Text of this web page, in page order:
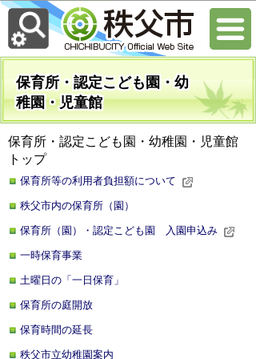
保育所・認定こども園・幼
稚園・児童館
保育所・認定こども園・幼稚園・児童館
トップ
保育所等の利用者負担額について
秩父市内の保育所（園）
保育所（園）・認定こども園 入園申込み
一時保育事業
土曜日の「一日保育」
保育所の庭開放
保育時間の延長
秩父市立幼稚園案内